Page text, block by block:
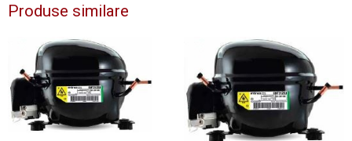
Produse similare